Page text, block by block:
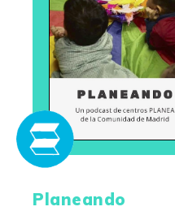
Planeando